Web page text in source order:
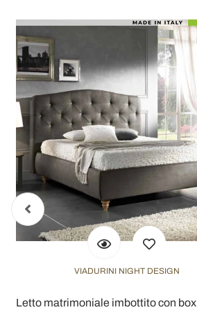
VIADURINI NIGHT DESIGN
Letto matrimoniale imbottito con box